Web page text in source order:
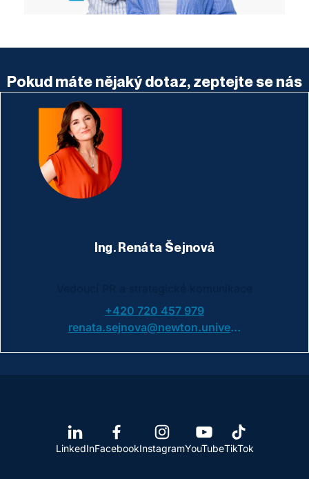
LinkedInFacebookInstagramYouTubeTikTok
Pokud máte nějaký dotaz, zeptejte se nás
Ing. Renáta Šejnová
+420 720 457 979
renata.sejnova@newton.university